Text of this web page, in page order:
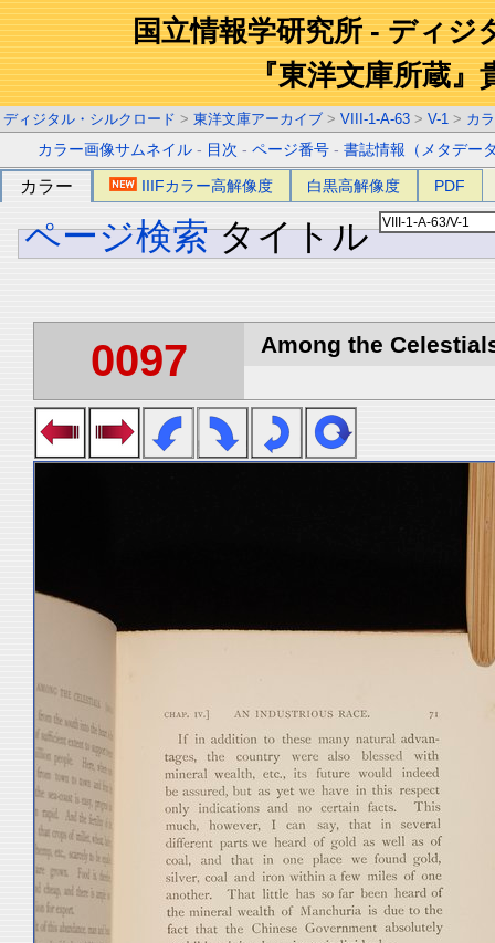
国立情報学研究所 - ディジ
『東洋文庫所蔵』
ディジタル・シルクロード > 東洋文庫アーカイブ > VIII-1-A-63 > V-1 > カ
カラー画像サムネイル - 目次 -ページ番号 -書誌情報（メタデー
カラー IIIFカラー高解像度 白黒高解像度 PDF
ページ検索 タイトル
0097 Among the